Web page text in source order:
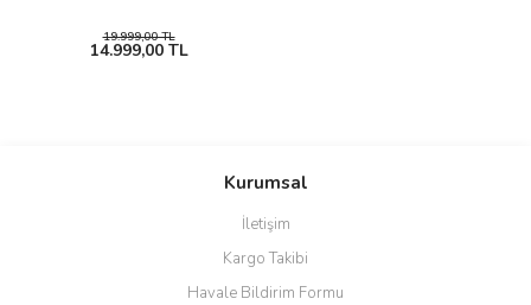
19.999,00 TL
14.999,00 TL
Kurumsal
İletişim
Kargo Takibi
Havale Bildirim Formu